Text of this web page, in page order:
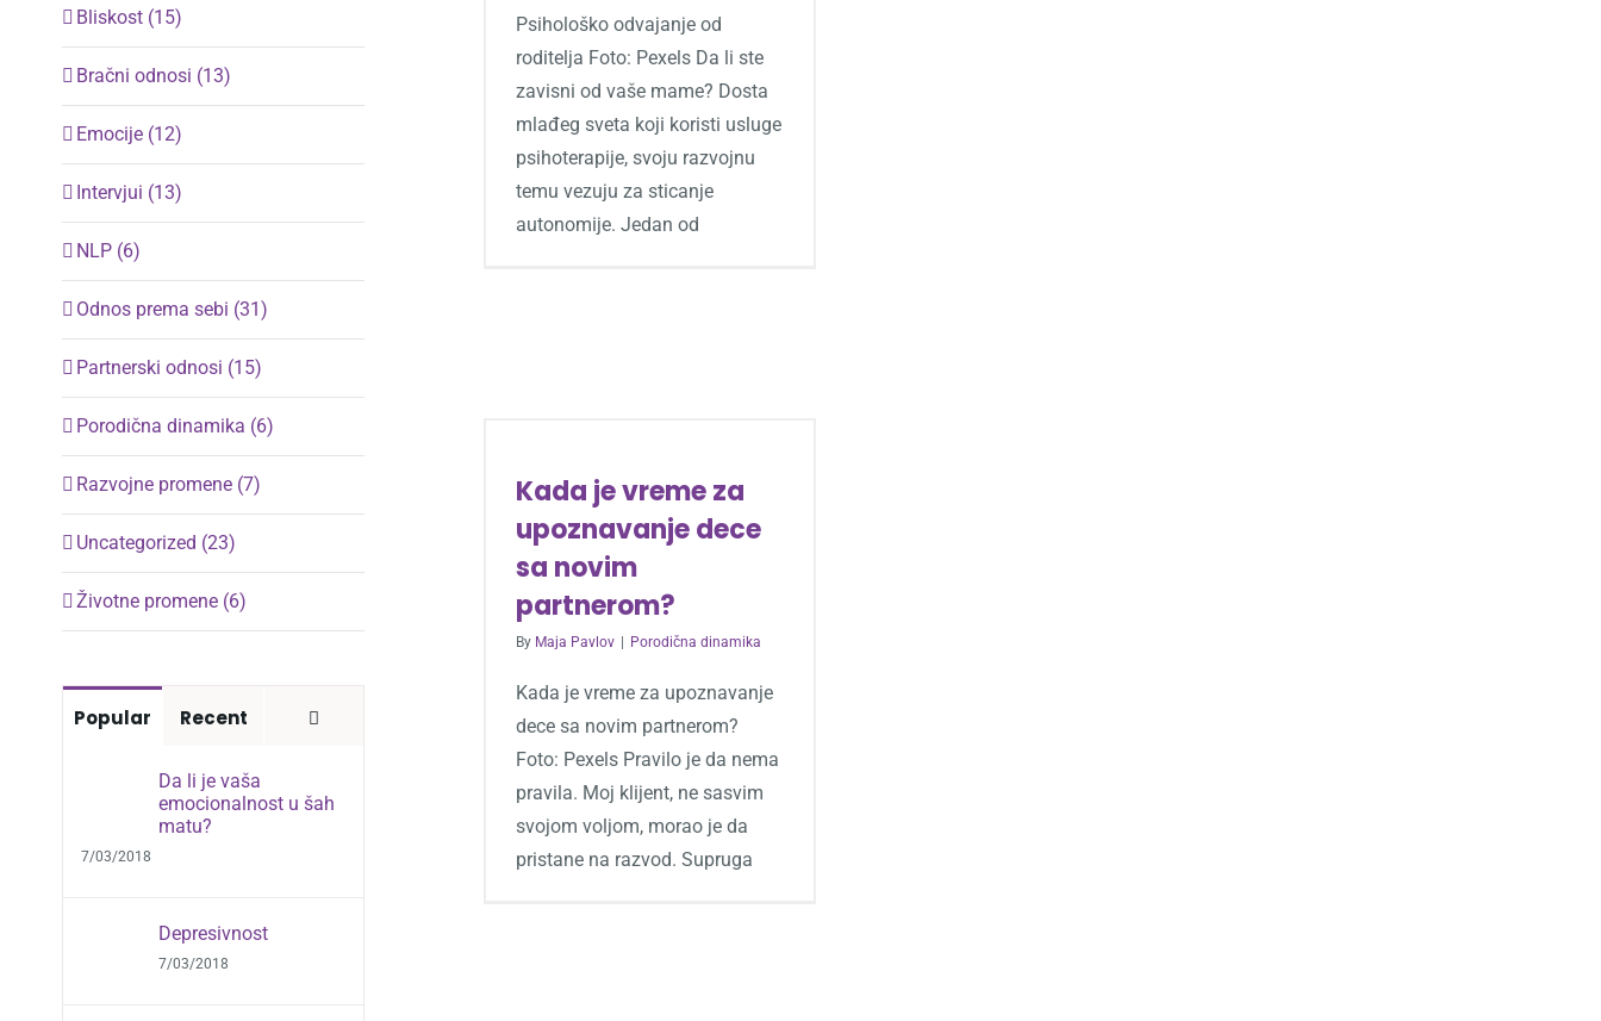
Psihološko odvajanje od
roditelja Foto: Pexels Da li ste
zavisni od vaše mame? Dosta
mlađeg sveta koji koristi usluge
psihoterapije, svoju razvojnu
temu vezuju za sticanje
autonomije. Jedan od
Kada je vreme za
upoznavanje dece
sa novim
partnerom?
By Maja Pavlov Porodična dinamika
Kada je vreme za upoznavanje
dece sa novim partnerom?
Foto: Pexels Pravilo je da nema
pravila. Moj klijent, ne sasvim
svojom voljom, morao je da
pristane na razvod. Supruga
Bliskost (15)
Bračni odnosi (13)
Emocije (12)
Intervjui (13)
NLP (6)
Odnos prema sebi (31)
Partnerski odnosi (15)
Porodična dinamika (6)
Razvojne promene (7)
Uncategorized (23)
Životne promene (6)
Popular Recent
Da li je vaša
emocionalnost u šah
matu?
7/03/2018
Depresivnost
7/03/2018